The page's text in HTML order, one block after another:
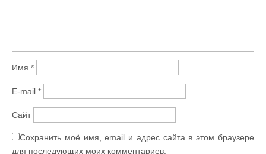
Имя *
E-mail *
Сайт
Сохранить моё имя, email и адрес сайта в этом браузере
для последующих моих комментариев.